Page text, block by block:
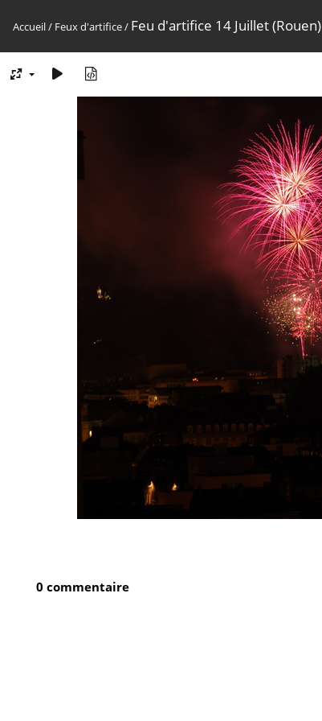
Accueil/ Feux d'artifice/ Feu d'artifice 14 Juillet (Rouen)
0 commentaire